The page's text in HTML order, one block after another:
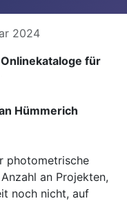
2024
für
Hümmerich
photometrische
an Projekten,
noch nicht, auf